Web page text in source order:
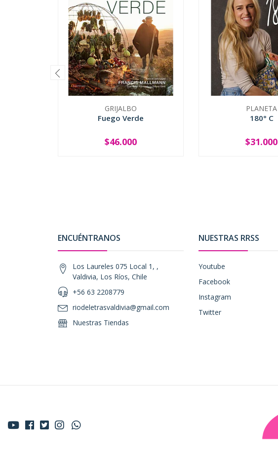
GRIJALBO
Fuego Verde
+
$46.000
PLANETA
180° C
+
$31.000
ENCUÉNTRANOS
Los Laureles 075 Local 1, ,
Valdivia, Los Ríos, Chile
+56 63 2208779
riodeletrasvaldivia@gmail.com
Nuestras Tiendas
NUESTRAS RRSS
Youtube
Facebook
Instagram
Twitter